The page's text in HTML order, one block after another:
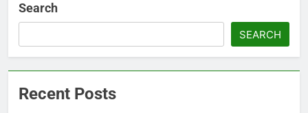
Search
SEARCH
Recent Posts